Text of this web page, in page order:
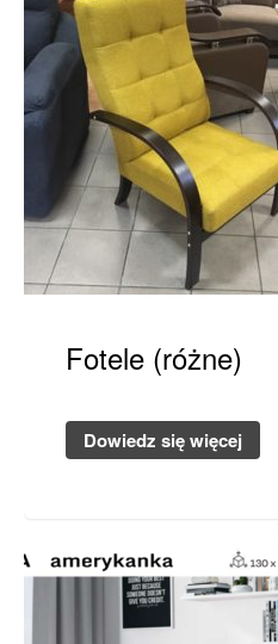
Fotele (różne)
Dowiedz się więcej